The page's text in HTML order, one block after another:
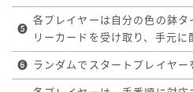
❺
各プレイヤーは自分の色の鉢
リーカードを受け取り、手元に
❻ ランダムでスタートプレイヤー